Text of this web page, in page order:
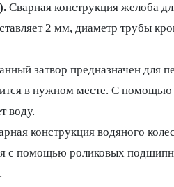
Сварная конструкция желоба
2 мм, диаметр трубы
затвор предназначен для
в нужном месте. С помощью
воду.
конструкция водяного
с помощью роликовых